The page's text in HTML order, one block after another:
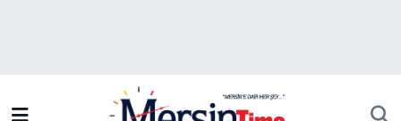
Bilim-Teknoloji
Trafik Durumu